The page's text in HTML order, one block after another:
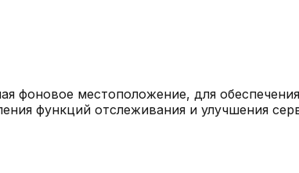
местоположение, для
функций отслеживания и улучшения